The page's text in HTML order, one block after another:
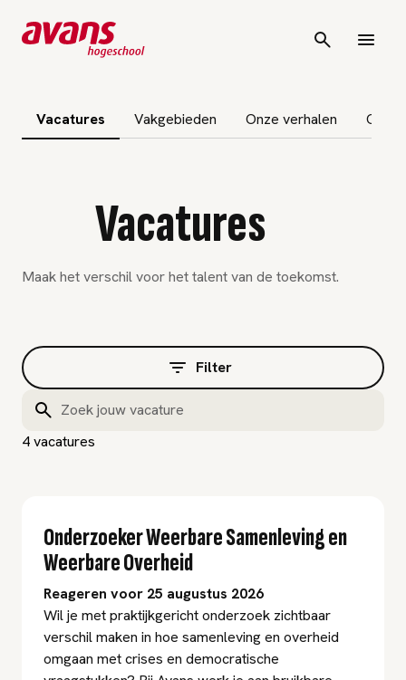
Vacatures
Vakgebieden Onze verhalen
Vacatures
Maak het verschil voor het talent van de toekomst.
Filter
4 vacatures
Onderzoeker Weerbare Samenleving en
Weerbare Overheid
Reageren voor 25 augustus 2026
Wil je met praktijkgericht onderzoek zichtbaar
verschil maken in hoe samenleving en overheid
omgaan met crises en democratische